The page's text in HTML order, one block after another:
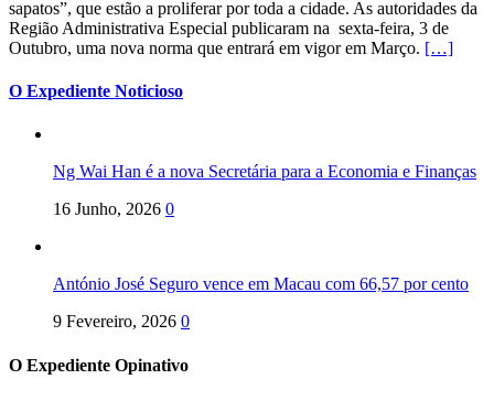
sapatos”, que estão a proliferar por toda a cidade. As autoridades da
Região Administrativa Especial publicaram na sexta-feira, 3 de
Outubro, uma nova norma que entrará em vigor em Março. […]
O Expediente Noticioso
Ng Wai Han é a nova Secretária para a Economia e Finanças
16 Junho, 2026 0
António José Seguro vence em Macau com 66,57 por cento
9 Fevereiro, 2026 0
O Expediente Opinativo